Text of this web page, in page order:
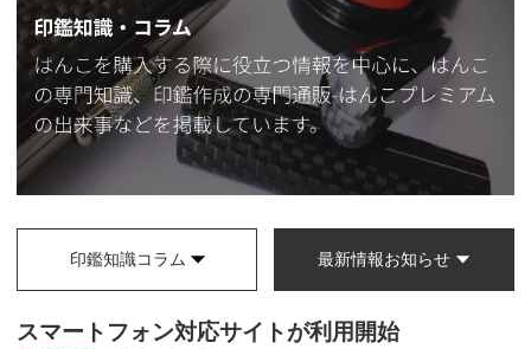
印鑑知識コラム 最新情報お知らせ
スマートフォン対応サイトが利用開始